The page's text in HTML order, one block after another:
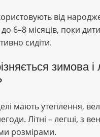
від
6–8 місяців, поки
сидіти.
зимова і
мають утеплення,
Літні – легші, з
розмірами.